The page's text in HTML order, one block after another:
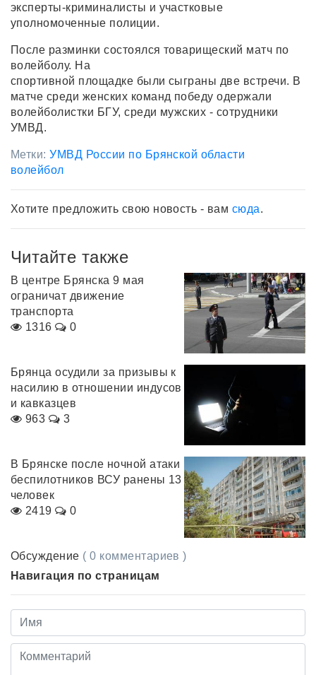
эксперты-криминалисты и участковые
уполномоченные полиции.
После разминки состоялся товарищеский матч по
волейболу. На
спортивной площадке были сыграны две встречи. В
матче среди женских команд победу одержали
волейболистки БГУ, среди мужских - сотрудники
УМВД.
Метки:УМВД России по Брянской области
волейбол
Хотите предложить свою новость - вам сюда.
Читайте также
В центре Брянска 9 мая
ограничат движение
транспорта
1316
0
Брянца осудили за призывы к
насилию в отношении индусов
и кавказцев
963
3
В Брянске после ночной атаки
беспилотников ВСУ ранены 13
человек
2419
0
Обсуждение ( 0 комментариев )
Навигация по страницам